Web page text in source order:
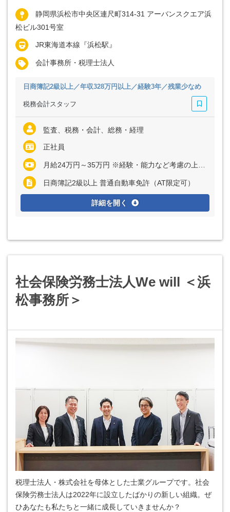
静岡県浜松市中央区連尺町314-31 アーバンスクエア浜
松ビル301号室
JR東海道本線『浜松駅』
会計事務所・税理士法人
日商簿記2級以上／年収328万円以上／経験3年／残業少なめ
税務会計スタッフ
監査、税務・会計、総務・経理
正社員
月給24万円～35万円 ※経験・能力など考慮の上、決定いたします ※上記に固定残業代（月15時間分＝3万円～5万円）を含む ※超過分は別途全額支給
日商簿記2級以上 普通自動車免許（AT限定可）
詳細を開く
社会保険労務士法人We will ＜浜
松事務所＞
税理士法人・株式会社を母体とした士業グループです。社会
保険労務士法人は2022年に設立したばかりの新しい組織。ぜ
ひあなたも私たちと一緒に成長していきませんか？